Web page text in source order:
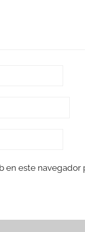
este navegador